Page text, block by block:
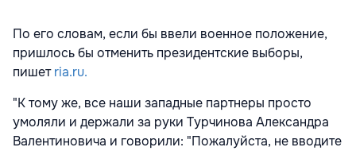
По его словам, если бы ввели военное положение,
пришлось бы отменить президентские выборы,
пишетria.ru.
"К тому же, все наши западные партнеры просто
умоляли и держали за руки Турчинова Александра
Валентиновича и говорили: "Пожалуйста, не вводите